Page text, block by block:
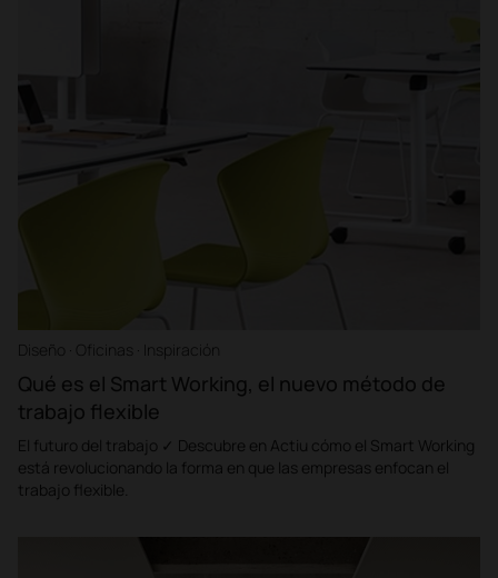
Diseño · Oficinas · Inspiración
Qué es el Smart Working, el nuevo método de
trabajo flexible
El futuro del trabajo ✓ Descubre en Actiu cómo el Smart Working
está revolucionando la forma en que las empresas enfocan el
trabajo flexible.